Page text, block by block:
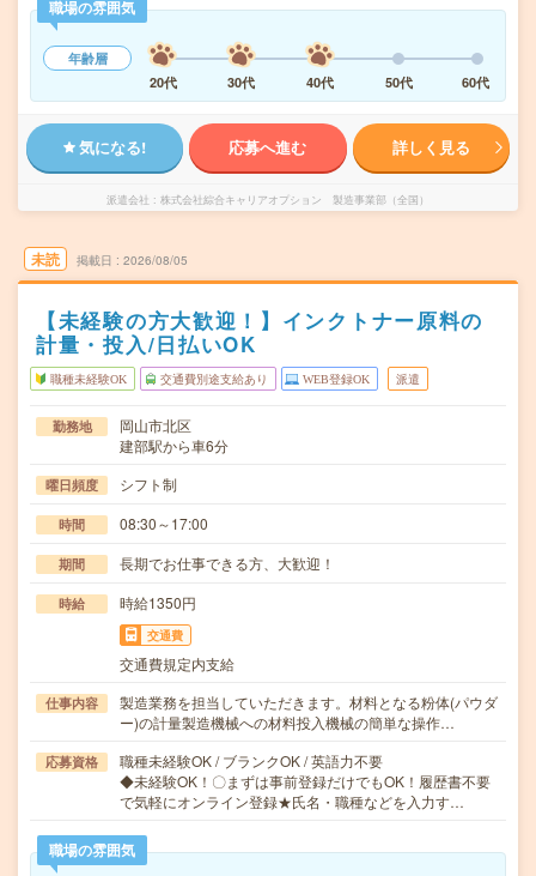
職場の雰囲気
年齢層
20代
30代 40代 50代 60代
気になる! 応募へ進む 詳しく見る
派遣会社 株式会社綜合キャリアオプション 製造事業部（全国）
未読 掲載日 2026/08/05
【未経験の方大歓迎！】インクトナー原料の
計量・投入/日払いOK
職種未経験OK 交通費別途支給あり WEB登録OK 派遣
勤務地
岡山市北区
建部駅から車6分
曜日頻度 シフト制
時間 08:30～17:00
期間 長期でお仕事できる方、大歓迎！
時給 時給1350円
交通費
交通費規定内支給
仕事内容
製造業務を担当していただきます。材料となる粉体(パウダ
ー)の計量製造機械への材料投入機械の簡単な操作…
応募資格
職種未経験OK / ブランクOK / 英語力不要
◆未経験OK！〇まずは事前登録だけでもOK！履歴書不要
で気軽にオンライン登録★氏名・職種などを入力す…
職場の雰囲気